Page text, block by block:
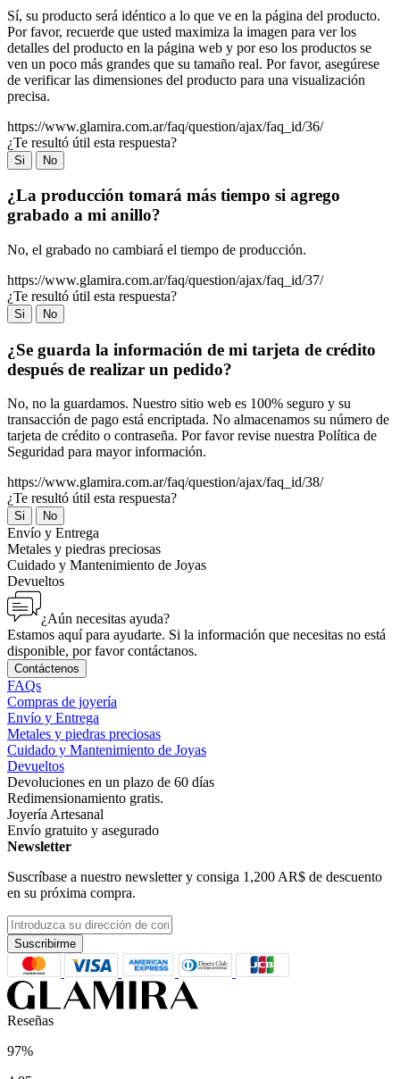
Sí, su producto será idéntico a lo que ve en la página del producto.
Por favor, recuerde que usted maximiza la imagen para ver los
detalles del producto en la página web y por eso los productos se
ven un poco más grandes que su tamaño real. Por favor, asegúrese
de verificar las dimensiones del producto para una visualización
precisa.
https://www.glamira.com.ar/faq/question/ajax/faq_id/36/
¿Te resultó útil esta respuesta?
Si No
¿La producción tomará más tiempo si agrego
grabado a mi anillo?
No, el grabado no cambiará el tiempo de producción.
https://www.glamira.com.ar/faq/question/ajax/faq_id/37/
¿Te resultó útil esta respuesta?
Si No
¿Se guarda la información de mi tarjeta de crédito
después de realizar un pedido?
No, no la guardamos. Nuestro sitio web es 100% seguro y su
transacción de pago está encriptada. No almacenamos su número de
tarjeta de crédito o contraseña. Por favor revise nuestra Política de
Seguridad para mayor información.
https://www.glamira.com.ar/faq/question/ajax/faq_id/38/
¿Te resultó útil esta respuesta?
Si No
Envío y Entrega
Metales y piedras preciosas
Cuidado y Mantenimiento de Joyas
Devueltos
¿Aún necesitas ayuda?
Estamos aquí para ayudarte. Si la información que necesitas no está
disponible, por favor contáctanos.
Contáctenos
FAQs
Compras de joyería
Envío y Entrega
Metales y piedras preciosas
Cuidado y Mantenimiento de Joyas
Devueltos
Devoluciones en un plazo de 60 días
Redimensionamiento gratis.
Joyería Artesanal
Envío gratuito y asegurado
Newsletter
Suscríbase a nuestro newsletter y consiga 1,200 AR$ de descuento
en su próxima compra.
Suscribirme
Reseñas
97%